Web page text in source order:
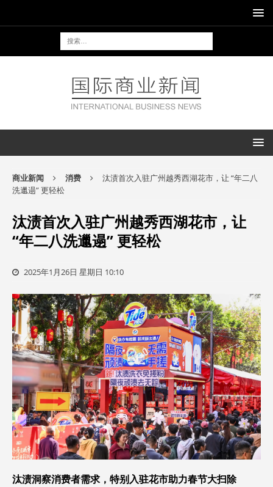
商业新闻 消费
汰渍首次入驻广州越秀西湖花市，让 “年二八
洗邋遢” 更轻松
汰渍首次入驻广州越秀西湖花市，让
“年二八洗邋遢” 更轻松
2025年1月26日 星期日 10:10
汰渍洞察消费者需求，特别入驻花市助力春节大扫除